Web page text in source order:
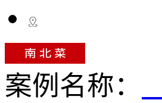
案例名称：